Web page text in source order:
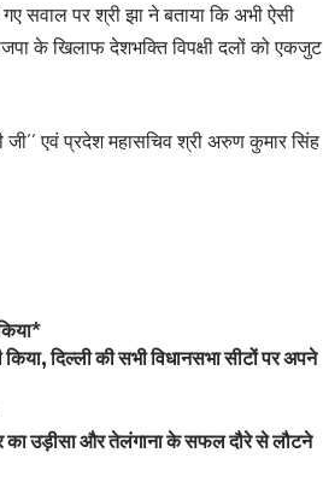
सवाल पर श्री झा ने बताया कि अभी ऐसी
के खिलाफ देशभक्ति विपक्षी दलों को एकजुट
जी’’ एवं प्रदेश महासचिव श्री अरुण कुमार सिंह
किया, दिल्ली की सभी विधानसभा सीटों पर अपने
का उड़ीसा और तेलंगाना के सफल दौरे से लौटने